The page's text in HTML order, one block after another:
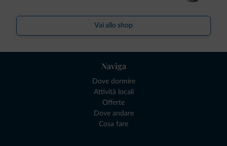
Vai allo shop
Naviga
Dove dormire
Attività locali
Offerte
Dove andare
Cosa fare